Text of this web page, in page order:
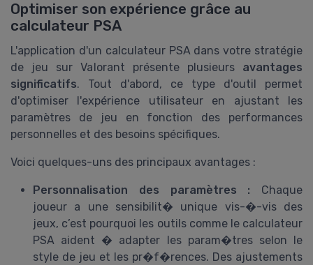
Optimiser son expérience grâce au
calculateur PSA
L'application d'un calculateur PSA dans votre stratégie
de jeu sur Valorant présente plusieurs avantages
significatifs. Tout d'abord, ce type d'outil permet
d'optimiser l'expérience utilisateur en ajustant les
paramètres de jeu en fonction des performances
personnelles et des besoins spécifiques.
Voici quelques-uns des principaux avantages :
Personnalisation des paramètres : Chaque
joueur a une sensibilit� unique vis-�-vis des
jeux, c’est pourquoi les outils comme le calculateur
PSA aident � adapter les param�tres selon le
style de jeu et les pr�f�rences. Des ajustements